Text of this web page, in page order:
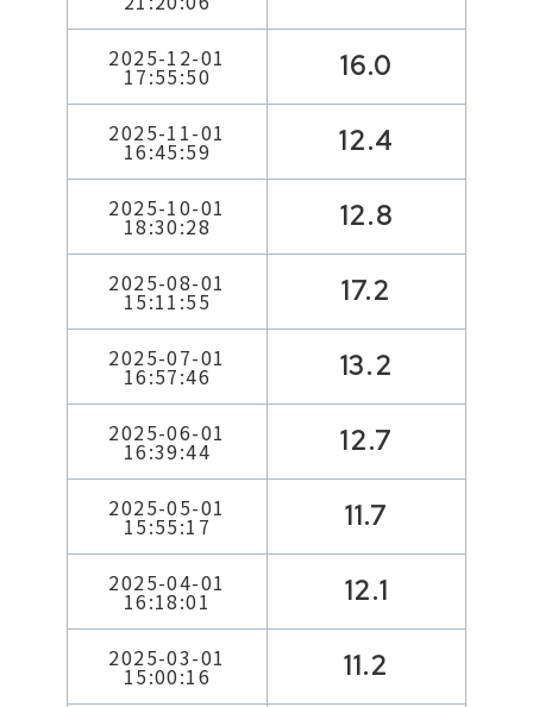
2025-12-01
17:55:50 16.0
2025-11-01
16:45:59 12.4
2025-10-01
18:30:28 12.8
2025-08-01
15:11:55 17.2
2025-07-01
16:57:46 13.2
2025-06-01
16:39:44 12.7
2025-05-01
15:55:17 11.7
2025-04-01
16:18:01 12.1
2025-03-01
15:00:16 11.2